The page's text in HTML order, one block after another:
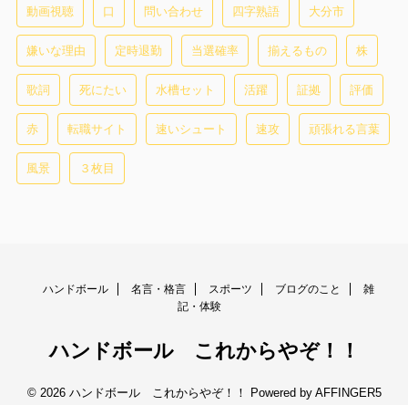
動画視聴 口 問い合わせ 四字熟語 大分市
嫌いな理由 定時退勤 当選確率 揃えるもの 株
歌詞 死にたい 水槽セット 活躍 証拠 評価
赤 転職サイト 速いシュート 速攻 頑張れる言葉
風景 ３枚目
ハンドボール 名言・格言 スポーツ ブログのこと
雑
記・体験
ハンドボール これからやぞ！！
© 2026 ハンドボール これからやぞ！！ Powered by AFFINGER5